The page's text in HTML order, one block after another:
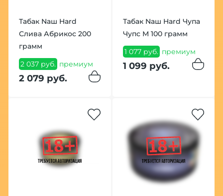
Табак Nаш Hard
Слива Абрикос 200
грамм
2 037 руб. премиум
2 079 руб.
Табак Nаш Hard Чупа
Чупс М 100 грамм
1 077 руб. премиум
1 099 руб.